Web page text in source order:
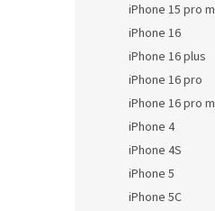
iPhone 15 pro
iPhone 16
iPhone 16 plus
iPhone 16 pro
iPhone 16 pro
iPhone 4
iPhone 4S
iPhone 5
iPhone 5C